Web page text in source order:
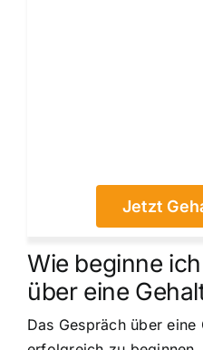
Jetzt
Wie beginne
über eine
Das Gespräch über eine